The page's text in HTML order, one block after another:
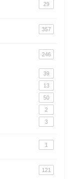
29
357
246
39
13
50
2
3
1
121